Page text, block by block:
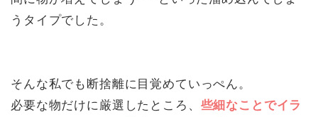
うタイプでした。
そんな私でも断捨離に目覚めていっぺん。
必要な物だけに厳選したところ、 些細なことでイラ